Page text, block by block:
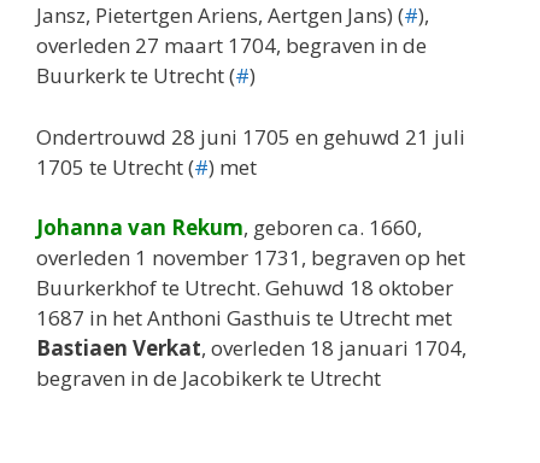
Jansz, Pietertgen Ariens, Aertgen Jans) (#),
overleden 27 maart 1704, begraven in de
Buurkerk te Utrecht (#)
Ondertrouwd 28 juni 1705 en gehuwd 21 juli
1705 te Utrecht (#) met
Johanna van Rekum, geboren ca. 1660,
overleden 1 november 1731, begraven op het
Buurkerkhof te Utrecht. Gehuwd 18 oktober
1687 in het Anthoni Gasthuis te Utrecht met
Bastiaen Verkat, overleden 18 januari 1704,
begraven in de Jacobikerk te Utrecht